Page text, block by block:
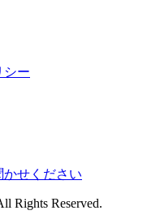
シー
せください
Rights Reserved.